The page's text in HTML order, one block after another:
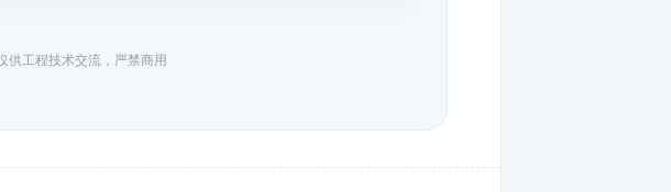
供工程技术交流，严禁商用